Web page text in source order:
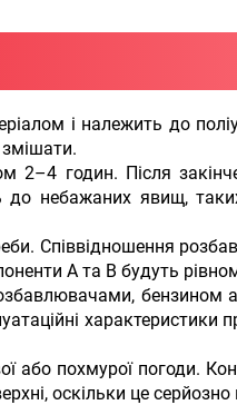
і належить до
2–4 годин. Після
до небажаних явищ,
Співвідношення
А та В будуть
бензином
або похмурої погоди.
оскільки це серйозно